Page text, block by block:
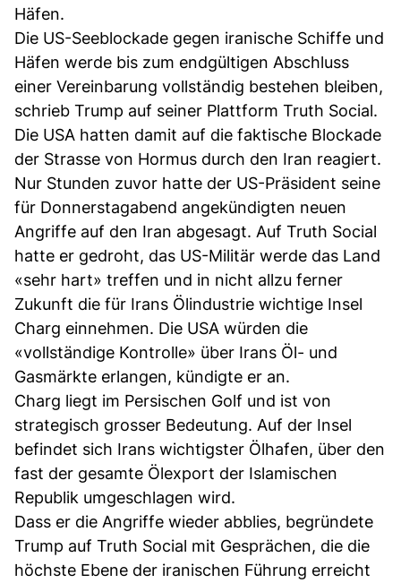
Häfen.
Die US-Seeblockade gegen iranische Schiffe und
Häfen werde bis zum endgültigen Abschluss
einer Vereinbarung vollständig bestehen bleiben,
schrieb Trump auf seiner Plattform Truth Social.
Die USA hatten damit auf die faktische Blockade
der Strasse von Hormus durch den Iran reagiert.
Nur Stunden zuvor hatte der US-Präsident seine
für Donnerstagabend angekündigten neuen
Angriffe auf den Iran abgesagt. Auf Truth Social
hatte er gedroht, das US-Militär werde das Land
«sehr hart» treffen und in nicht allzu ferner
Zukunft die für Irans Ölindustrie wichtige Insel
Charg einnehmen. Die USA würden die
«vollständige Kontrolle» über Irans Öl- und
Gasmärkte erlangen, kündigte er an.
Charg liegt im Persischen Golf und ist von
strategisch grosser Bedeutung. Auf der Insel
befindet sich Irans wichtigster Ölhafen, über den
fast der gesamte Ölexport der Islamischen
Republik umgeschlagen wird.
Dass er die Angriffe wieder abblies, begründete
Trump auf Truth Social mit Gesprächen, die die
höchste Ebene der iranischen Führung erreicht